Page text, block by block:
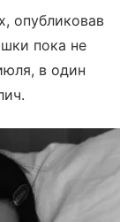
опубликовав
пока не
в один